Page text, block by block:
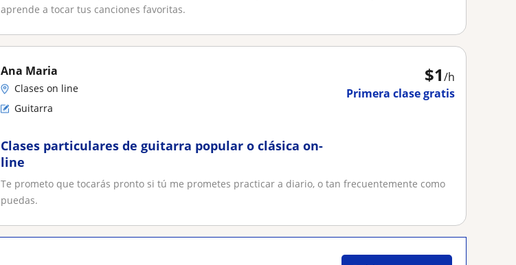
aprende a tocar tus canciones favoritas.
$1/h
Primera clase gratis
Ana Maria
Clases on line
Guitarra
Clases particulares de guitarra popular o clásica on-
line
Te prometo que tocarás pronto si tú me prometes practicar a diario, o tan frecuentemente como
puedas.